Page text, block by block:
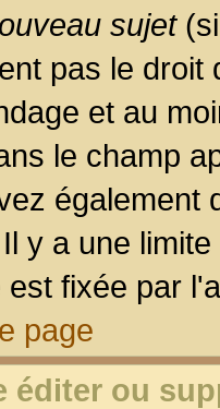
sujet(si
pas le
et au
le champ
également
y a une
fixée par
page
éditer ou